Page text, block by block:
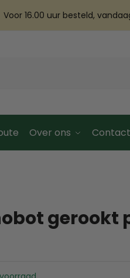
Voor 16.00 uur besteld,
Over ons Contact
gerookt